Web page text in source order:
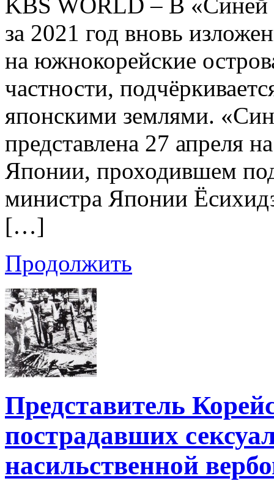
за 2021 год вновь
на южнокорейские
частности,
японскими землями.
представлена 27 апреля
Японии, проходившем
министра Японии
[…]
Продолжить
Представитель
пострадавших
насильственной